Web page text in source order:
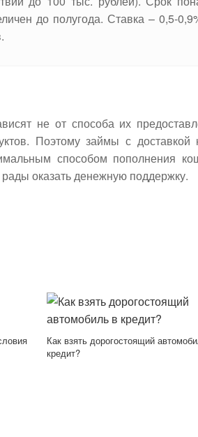
до полугода. Ставка – 0,5-
не от способа их
Поэтому займы с
способом пополнения
оказать денежную поддержку.
Как взять дорогостоящий
кредит?